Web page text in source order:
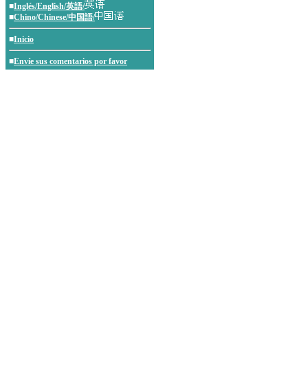
■Inglés/English/英語/
■Chino/Chinese/中国語/
■Inicio
■Envíe sus comentarios por favor